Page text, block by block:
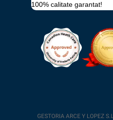
100% calitate garantat!